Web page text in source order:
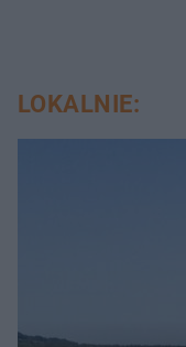
LOKALNIE: